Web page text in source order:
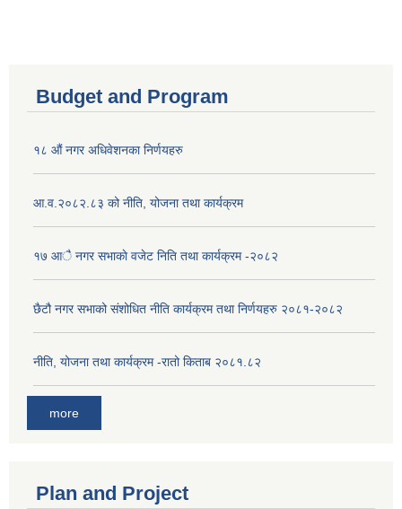
Budget and Program
१८ औं नगर अधिवेशनका निर्णयहरु
आ.व.२०८२.८३ को नीति, योजना तथा कार्यक्रम
१७ आै नगर सभाकाे वजेट निति तथा कार्यक्रम -२०८२
छैटौ नगर सभाको संशोधित नीति कार्यक्रम तथा निर्णयहरु २०८१-२०८२
नीति, योजना तथा कार्यक्रम -रातो किताब २०८१.८२
more
Plan and Project